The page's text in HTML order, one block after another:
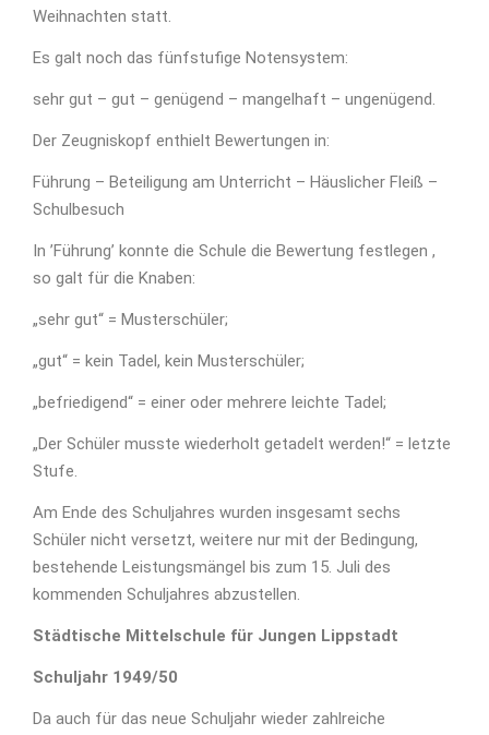
Weihnachten statt.
Es galt noch das fünfstufige Notensystem:
sehr gut – gut – genügend – mangelhaft – ungenügend.
Der Zeugniskopf enthielt Bewertungen in:
Führung – Beteiligung am Unterricht – Häuslicher Fleiß –
Schulbesuch
In ’Führung’ konnte die Schule die Bewertung festlegen ,
so galt für die Knaben:
„sehr gut“ = Musterschüler;
„gut“ = kein Tadel, kein Musterschüler;
„befriedigend“ = einer oder mehrere leichte Tadel;
„Der Schüler musste wiederholt getadelt werden!“ = letzte
Stufe.
Am Ende des Schuljahres wurden insgesamt sechs
Schüler nicht versetzt, weitere nur mit der Bedingung,
bestehende Leistungsmängel bis zum 15. Juli des
kommenden Schuljahres abzustellen.
Städtische Mittelschule für Jungen Lippstadt
Schuljahr 1949/50
Da auch für das neue Schuljahr wieder zahlreiche